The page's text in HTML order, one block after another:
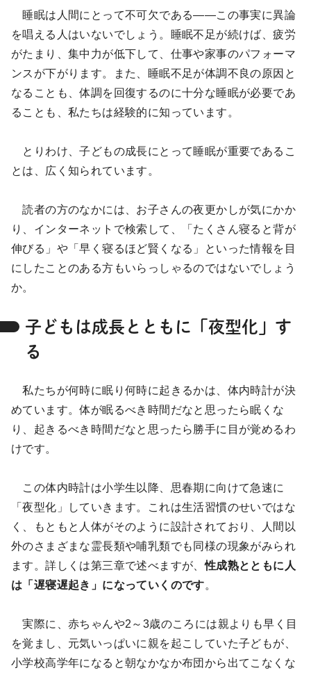
睡眠は人間にとって不可欠である――この事実に異論
を唱える人はいないでしょう。睡眠不足が続けば、疲労
がたまり、集中力が低下して、仕事や家事のパフォーマ
ンスが下がります。また、睡眠不足が体調不良の原因と
なることも、体調を回復するのに十分な睡眠が必要であ
ることも、私たちは経験的に知っています。
とりわけ、子どもの成長にとって睡眠が重要であるこ
とは、広く知られています。
読者の方のなかには、お子さんの夜更かしが気にかか
り、インターネットで検索して、「たくさん寝ると背が
伸びる」や「早く寝るほど賢くなる」といった情報を目
にしたことのある方もいらっしゃるのではないでしょう
か。
子どもは成長とともに「夜型化」す
る
私たちが何時に眠り何時に起きるかは、体内時計が決
めています。体が眠るべき時間だなと思ったら眠くな
り、起きるべき時間だなと思ったら勝手に目が覚めるわ
けです。
この体内時計は小学生以降、思春期に向けて急速に
「夜型化」していきます。これは生活習慣のせいではな
く、もともと人体がそのように設計されており、人間以
外のさまざまな霊長類や哺乳類でも同様の現象がみられ
ます。詳しくは第三章で述べますが、性成熟とともに人
は「遅寝遅起き」になっていくのです。
実際に、赤ちゃんや2～3歳のころには親よりも早く目
を覚まし、元気いっぱいに親を起こしていた子どもが、
小学校高学年になると朝なかなか布団から出てこなくな